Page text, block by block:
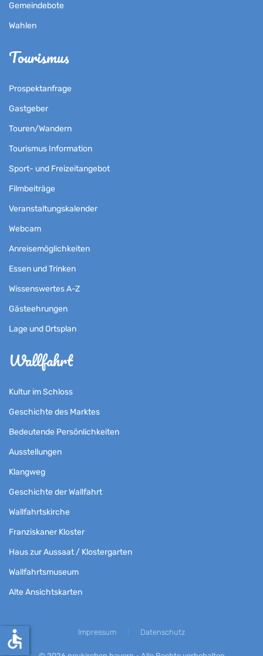
Gemeindebote
Wahlen
Tourismus
Prospektanfrage
Gastgeber
Touren/Wandern
Tourismus Information
Sport- und Freizeitangebot
Filmbeiträge
Veranstaltungskalender
Webcam
Anreisemöglichkeiten
Essen und Trinken
Wissenswertes A-Z
Gästeehrungen
Lage und Ortsplan
Wallfahrt
Kultur im Schloss
Geschichte des Marktes
Bedeutende Persönlichkeiten
Ausstellungen
Klangweg
Geschichte der Wallfahrt
Wallfahrtskirche
Franziskaner Kloster
Haus zur Aussaat / Klostergarten
Wallfahrtsmuseum
Alte Ansichtskarten
Impressum Datenschutz
accessible